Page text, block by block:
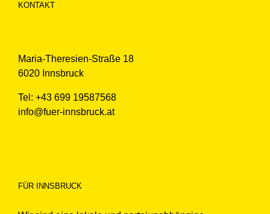
KONTAKT
Maria-Theresien-Straße 18
6020 Innsbruck
Tel: +43 699 19587568
info@fuer-innsbruck.at
FÜR INNSBRUCK